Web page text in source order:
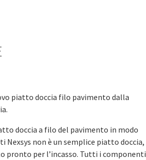
piatto doccia filo pavimento dalla
doccia a filo del pavimento in modo
Nexsys non è un semplice piatto doccia,
pronto per l’incasso. Tutti i componenti